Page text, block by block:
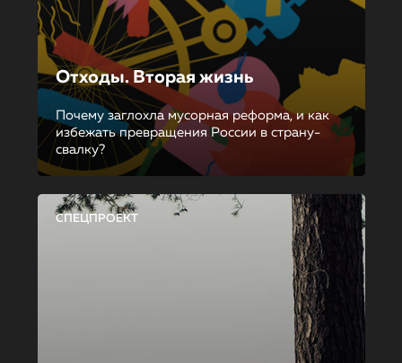
Отходы. Вторая жизнь
Почему заглохла мусорная реформа, и как
избежать превращения России в страну-
свалку?
СПЕЦПРОЕКТ